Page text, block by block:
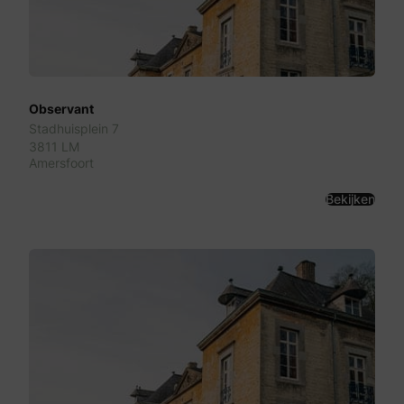
Observant
Stadhuisplein 7
3811 LM
Amersfoort
Bekijken